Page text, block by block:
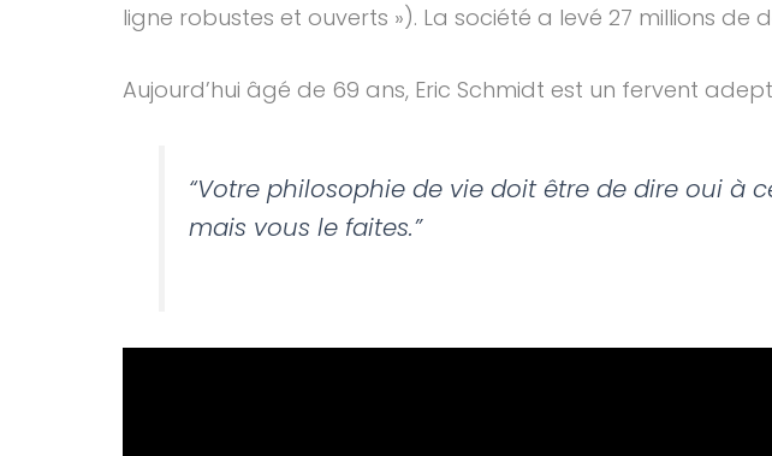
ligne robustes et ouverts »). La société a levé 27 millions
Aujourd’hui âgé de 69 ans, Eric Schmidt est un fervent
“Votre philosophie de vie doit être de dire oui à
mais vous le faites.”